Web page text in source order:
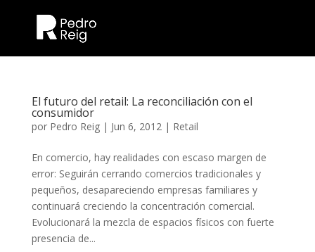
El futuro del retail: La reconciliación con el
consumidor
por Pedro Reig| Jun 6, 2012| Retail
En comercio, hay realidades con escaso margen de
error: Seguirán cerrando comercios tradicionales y
pequeños, desapareciendo empresas familiares y
continuará creciendo la concentración comercial.
Evolucionará la mezcla de espacios físicos con fuerte
presencia de...